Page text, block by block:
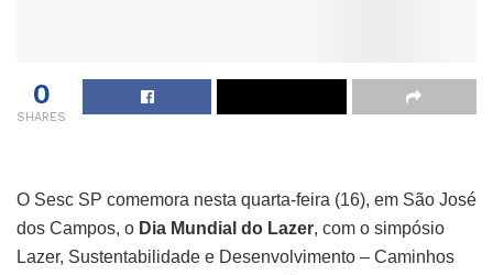
0
SHARES
O Sesc SP comemora nesta quarta-feira (16), em São José
dos Campos, o Dia Mundial do Lazer, com o simpósio
Lazer, Sustentabilidade e Desenvolvimento – Caminhos